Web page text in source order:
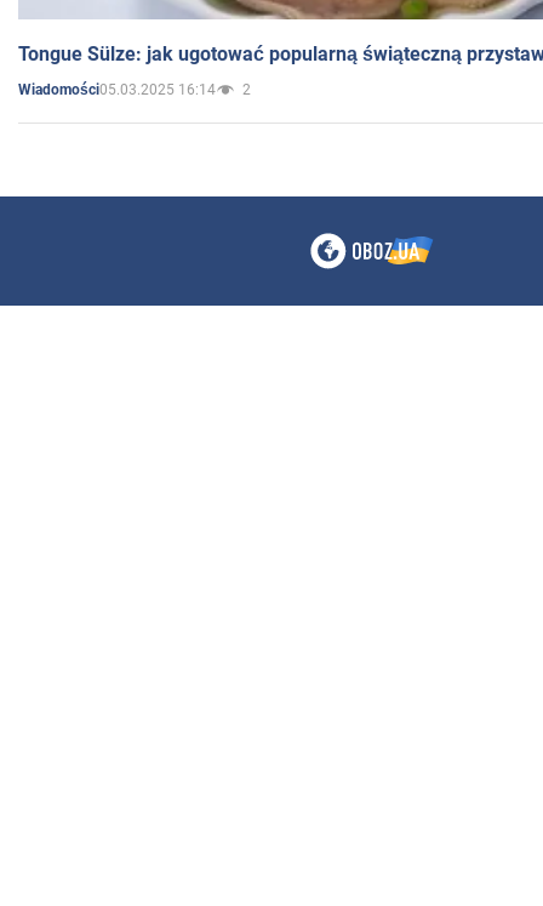
Tongue Sülze: jak ugotować popularną świąteczną
Wiadomości05.03.2025 16:14 2